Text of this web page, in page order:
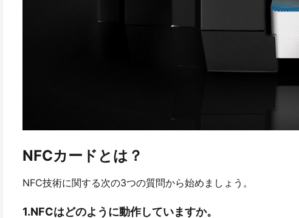
NFCカードとは？
NFC技術に関する次の3つの質問から始めましょう。
1.NFCはどのように動作していますか。